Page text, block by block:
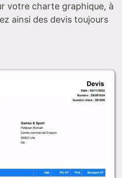
votre charte graphique, à
ainsi des devis toujours